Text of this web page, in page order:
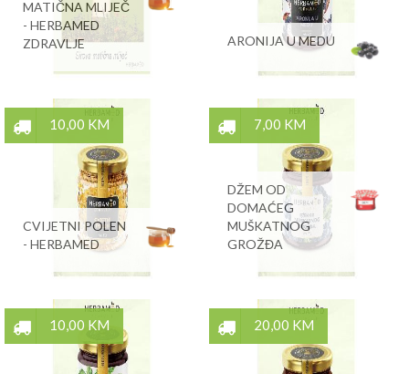
MATIČNA MLIJEČ
- HERBAMED
ZDRAVLJE
ARONIJA U MEDU
10,00 KM
CVIJETNI POLEN
- HERBAMED
7,00 KM
DŽEM OD
DOMAĆEG
MUŠKATNOG
GROŽĐA
10,00 KM 20,00 KM